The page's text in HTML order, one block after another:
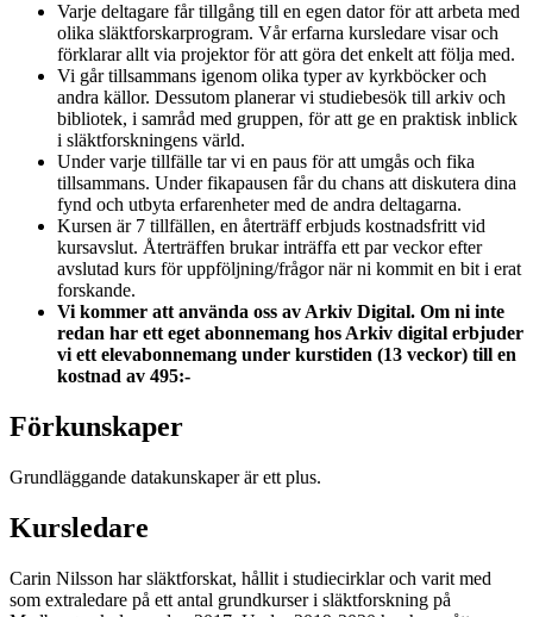
Varje deltagare får tillgång till en egen dator för att arbeta med
olika släktforskarprogram. Vår erfarna kursledare visar och
förklarar allt via projektor för att göra det enkelt att följa med.
Vi går tillsammans igenom olika typer av kyrkböcker och
andra källor. Dessutom planerar vi studiebesök till arkiv och
bibliotek, i samråd med gruppen, för att ge en praktisk inblick
i släktforskningens värld.
Under varje tillfälle tar vi en paus för att umgås och fika
tillsammans. Under fikapausen får du chans att diskutera dina
fynd och utbyta erfarenheter med de andra deltagarna.
Kursen är 7 tillfällen, en återträff erbjuds kostnadsfritt vid
kursavslut. Återträffen brukar inträffa ett par veckor efter
avslutad kurs för uppföljning/frågor när ni kommit en bit i erat
forskande.
Vi kommer att använda oss av Arkiv Digital. Om ni inte
redan har ett eget abonnemang hos Arkiv digital erbjuder
vi ett elevabonnemang under kurstiden (13 veckor) till en
kostnad av 495:-
Förkunskaper
Grundläggande datakunskaper är ett plus.
Kursledare
Carin Nilsson har släktforskat, hållit i studiecirklar och varit med
som extraledare på ett antal grundkurser i släktforskning på